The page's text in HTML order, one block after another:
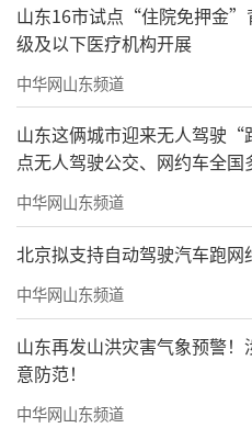
山东16市试点“住院免押金”
级及以下医疗机构开展
中华网山东频道
山东这俩城市迎来无人驾驶
点无人驾驶公交、网约车全国
路
中华网山东频道
北京拟支持自动驾驶汽车跑网
中华网山东频道
山东再发山洪灾害气象预警
意防范！
中华网山东频道